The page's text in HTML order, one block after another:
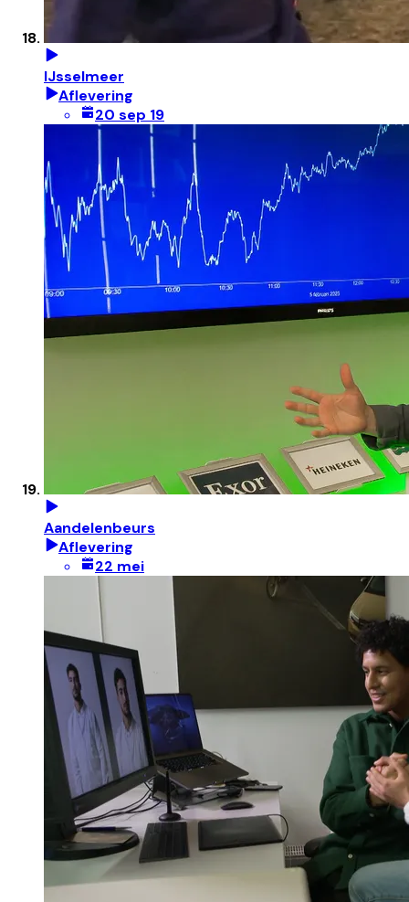
IJsselmeer
Aflevering
20 sep 19
Aandelenbeurs
Aflevering
22 mei